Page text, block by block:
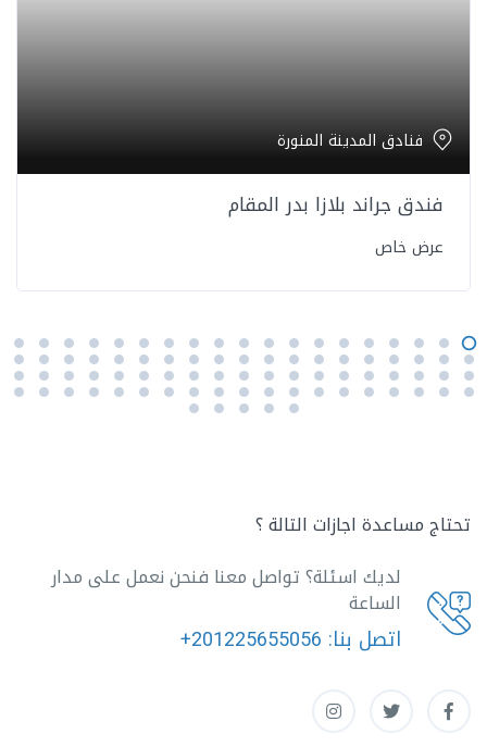
فنادق المدينة المنورة
فندق جراند بلازا بدر المقام
عرض خاص
تحتاج مساعدة اجازات التالة ؟
لديك اسئلة؟ تواصل معنا فنحن نعمل على مدار
الساعة
اتصل بنا: +201225655056